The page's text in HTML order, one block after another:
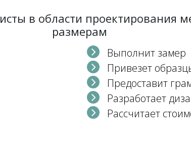
в области проектирования
размерам
Выполнит замер
Привезет
Предоставит
Разработает
Рассчитает